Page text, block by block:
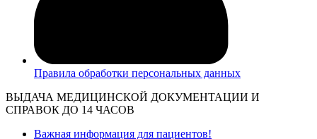
Правила обработки персональных данных
ВЫДАЧА МЕДИЦИНСКОЙ ДОКУМЕНТАЦИИ И
СПРАВОК ДО 14 ЧАСОВ
Важная информация для пациентов!